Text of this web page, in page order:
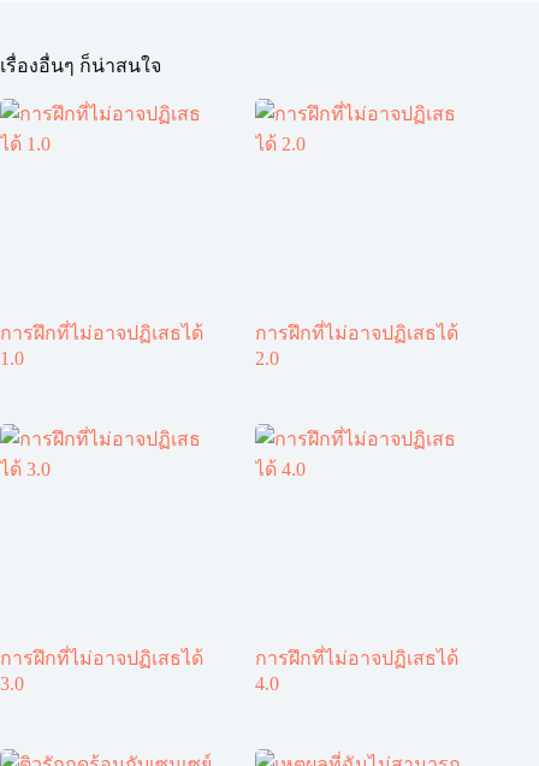
เรื่องอื่นๆ ก็น่าสนใจ
การฝึกที่ไม่อาจปฏิเสธได้
1.0
การฝึกที่ไม่อาจปฏิเสธได้
2.0
การฝึกที่ไม่อาจปฏิเสธได้
3.0
การฝึกที่ไม่อาจปฏิเสธได้
4.0